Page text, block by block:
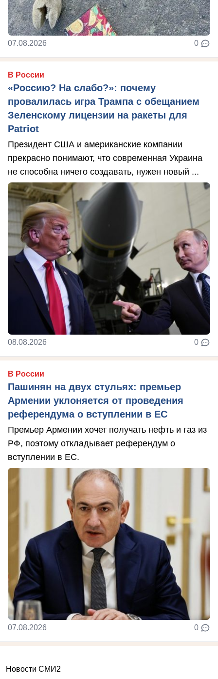
07.08.2026 0
В России
«Россию? На слабо?»: почему
провалилась игра Трампа с обещанием
Зеленскому лицензии на ракеты для
Patriot
Президент США и американские компании
прекрасно понимают, что современная Украина
не способна ничего создавать, нужен новый ...
08.08.2026 0
В России
Пашинян на двух стульях: премьер
Армении уклоняется от проведения
референдума о вступлении в ЕС
Премьер Армении хочет получать нефть и газ из
РФ, поэтому откладывает референдум о
вступлении в ЕС.
07.08.2026 0
Новости СМИ2